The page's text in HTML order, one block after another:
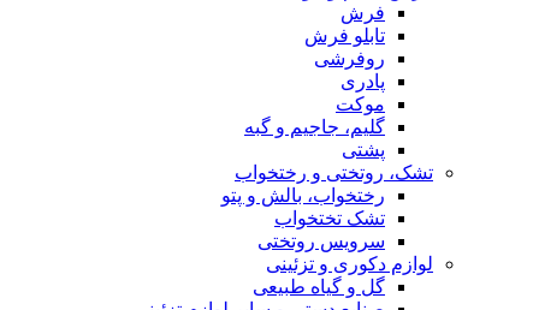
فرش
تابلو فرش
روفرشی
پادری
موکت
گلیم، جاجیم و گبه
پشتی
تشک، روتختی و رختخواب
رختخواب، بالش و پتو
تشک تختخواب
سرویس روتختی
لوازم دکوری و تزئینی
گل و گیاه طبیعی